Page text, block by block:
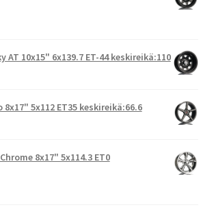
AT 10x15" 6x139.7 ET-44 keskireikä:110
5x112 ET35 keskireikä:66.6
8x17" 5x114.3 ET0